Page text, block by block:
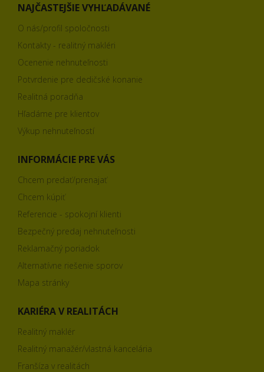
NAJČASTEJŠIE VYHĽADÁVANÉ
O nás/profil spoločnosti
Kontakty - realitný makléri
Ocenenie nehnuteľnosti
Potvrdenie pre dedičské konanie
Realitná poradňa
Hľadáme pre klientov
Výkup nehnuteľností
INFORMÁCIE PRE VÁS
Chcem predať/prenajať
Chcem kúpiť
Referencie - spokojní klienti
Bezpečný predaj nehnuteľnosti
Reklamačný poriadok
Alternatívne riešenie sporov
Mapa stránky
KARIÉRA V REALITÁCH
Realitný maklér
Realitný manažér/vlastná kancelária
Franšíza v realitách